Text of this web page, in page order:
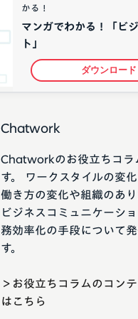
かる！
マンガでわかる！「ビ
ト」
ダウンロード
Chatwork
Chatworkのお役立ちコラ
す。 ワークスタイルの変化
働き方の変化や組織のあり
ビジネスコミュニケーシ
務効率化の手段について
す。
＞お役立ちコラムのコン
はこちら